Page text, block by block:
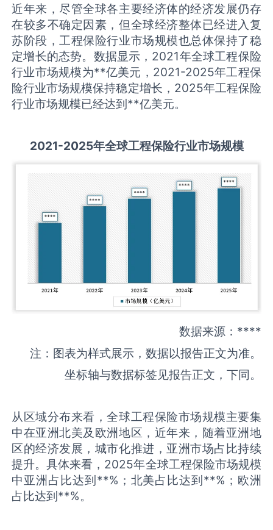
近年来，尽管全球各主要经济体的经济发展仍存
在较多不确定因素，但全球经济整体已经进入复
苏阶段，工程保险行业市场规模也总体保持了稳
定增长的态势。数据显示，2021年全球工程保险
行业市场规模为**亿美元，2021-2025年工程保
险行业市场规模保持稳定增长，2025年工程保险
行业市场规模已经达到**亿美元。
2021-2025年全球工程保险行业市场规模
数据来源：****
注：图表为样式展示，数据以报告正文为准。
坐标轴与数据标签见报告正文，下同。
从区域分布来看，全球工程保险市场规模主要集
中在亚洲北美及欧洲地区，近年来，随着亚洲地
区的经济发展，城市化推进，亚洲市场占比持续
提升。具体来看，2025年全球工程保险市场规模
中亚洲占比达到**%；北美占比达到**%；欧洲
占比达到**%。